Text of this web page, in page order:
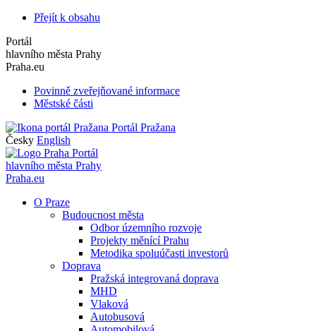
Přejít k obsahu
Portál
hlavního města Prahy
Praha.eu
Povinně zveřejňované informace
Městské části
Portál Pražana
Česky English
Portál
hlavního města Prahy
Praha.eu
O Praze
Budoucnost města
Odbor územního rozvoje
Projekty měnící Prahu
Metodika spoluúčasti investorů
Doprava
Pražská integrovaná doprava
MHD
Vlaková
Autobusová